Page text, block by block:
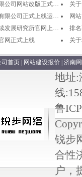
公司网站改版正式…
限公司正式上线运…
发展研究所官网上…
网正式上线
关
网
排
关
司首页 网站建设报价 济南
地址:
线
鲁
锐步
合性
户，